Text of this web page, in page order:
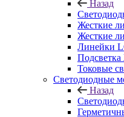
Назад
Жесткие
Жесткие
Линейки
Токовые
Светодиодные
Назад